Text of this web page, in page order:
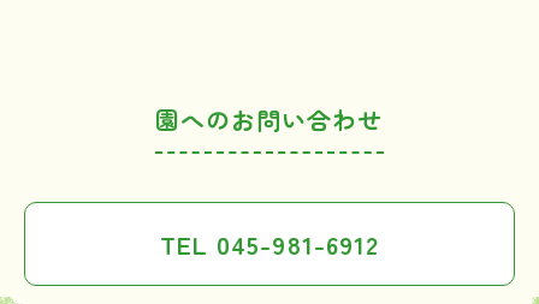
園へのお問い合わせ
TEL 045-981-6912